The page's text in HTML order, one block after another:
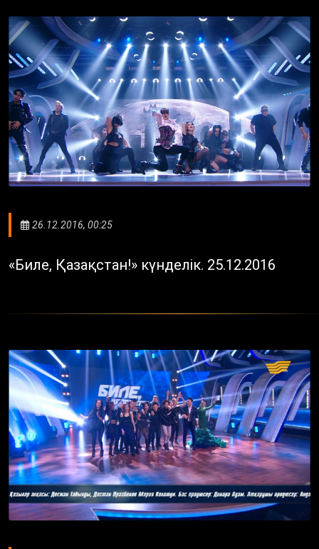
26.12.2016, 00:25
«Биле, Қазақстан!» күнделік. 25.12.2016